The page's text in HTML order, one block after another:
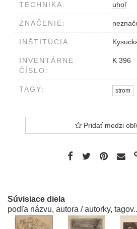
TECHNIKA: uhoľ
ZNAČENIE:
INŠTITÚCIA:
INVENTÁRNE
ČÍSLO:
K 396
TAGY: strom
Pridať medzi
Súvisiace diela
podľa názvu, autora / autorky,